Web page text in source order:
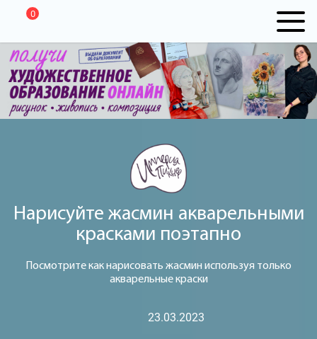
0
Нарисуйте жасмин акварельными
красками поэтапно
Посмотрите как нарисовать жасмин используя только
акварельные краски
23.03.2023